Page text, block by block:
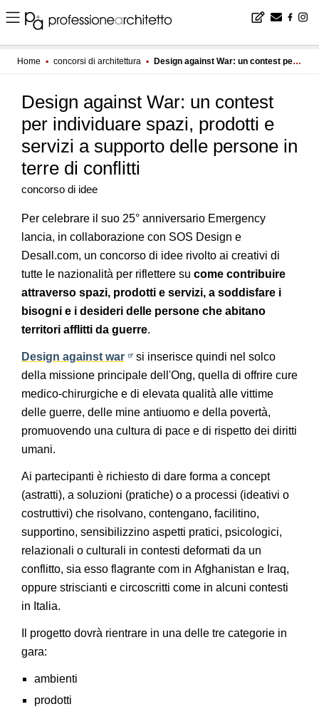
Home ▪ concorsi di architettura ▪ Design against War: un contest per individuare spazi, prodotti e servizi a supporto delle persone in terre di conflitti
Design against War: un contest
per individuare spazi, prodotti e
servizi a supporto delle persone in
terre di conflitti
concorso di idee
Per celebrare il suo 25° anniversario Emergency
lancia, in collaborazione con SOS Design e
Desall.com, un concorso di idee rivolto ai creativi di
tutte le nazionalità per riflettere su come contribuire
attraverso spazi, prodotti e servizi, a soddisfare i
bisogni e i desideri delle persone che abitano
territori afflitti da guerre.
Design against war
si inserisce quindi nel solco
della missione principale dell'Ong, quella di offrire cure
medico-chirurgiche e di elevata qualità alle vittime
delle guerre, delle mine antiuomo e della povertà,
promuovendo una cultura di pace e di rispetto dei diritti
umani.
Ai partecipanti è richiesto di dare forma a concept
(astratti), a soluzioni (pratiche) o a processi (ideativi o
costruttivi) che risolvano, contengano, facilitino,
supportino, sensibilizzino aspetti pratici, psicologici,
relazionali o culturali in contesti deformati da un
conflitto, sia esso flagrante com in Afghanistan e Iraq,
oppure striscianti e circoscritti come in alcuni contesti
in Italia.
Il progetto dovrà rientrare in una delle tre categorie in
gara:
ambienti
prodotti